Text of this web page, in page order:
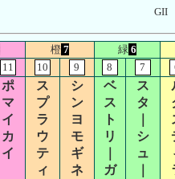
GII
橙 7 緑6
11 10 9 8 7
ポ
マ
イ
カ
イ
ス
プ
ラ
ウ
テ
ィ
シ
ン
ヨ
モ
ギ
ネ
ベ
ス
ト
リ
ガ
ス
タ
シ
ュ